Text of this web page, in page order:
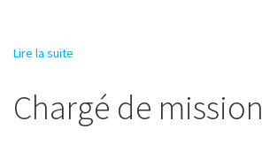
Lire la suite
Chargé de mission